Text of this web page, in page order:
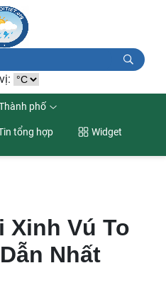
phố
tổng hợp Widget
Xinh Vú To
Nhất